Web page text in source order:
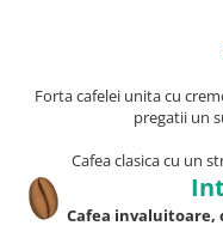
Forta cafelei unita cu
pregatii un
Cafea clasica cu un
Cafea invaluitoare,